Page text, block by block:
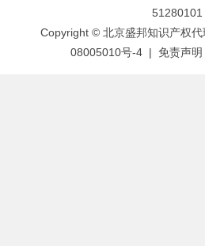
51280101
Copyright © 北京盛邦知识产权
08005010号-4 | 免责声明